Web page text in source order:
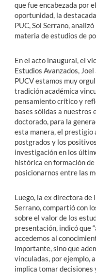
que fue encabezada por
oportunidad, la
PUC, Sol Serrano,
materia de estudios de
En el acto inaugural, el
Estudios Avanzados, Joel
PUCV estamos muy
tradición académica
pensamiento crítico y
bases sólidas a
doctorado, para la
esta manera, el prestigio
postgrados y los
investigación en los
histórica en formación
posicionarnos entre las
Luego, la ex directora de
Serrano, compartió con
sobre el valor de los
presentación, indicó que
accedemos al
importante, sino que
vinculadas, por ejemplo,
implica tomar decisiones